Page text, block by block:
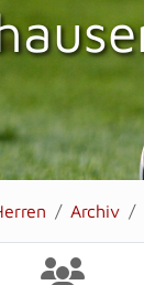
Archiv